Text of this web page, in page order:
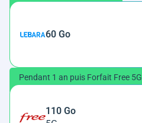
60 Go
Pendant 1 an puis Forfait Free 5G
110 Go